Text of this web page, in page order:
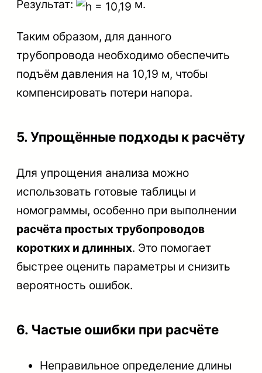
Результат: м.
Таким образом, для данного
трубопровода необходимо обеспечить
подъём давления на 10,19 м, чтобы
компенсировать потери напора.
5. Упрощённые подходы к расчёту
Для упрощения анализа можно
использовать готовые таблицы и
номограммы, особенно при выполнении
расчёта простых трубопроводов
коротких и длинных. Это помогает
быстрее оценить параметры и снизить
вероятность ошибок.
6. Частые ошибки при расчёте
Неправильное определение длины